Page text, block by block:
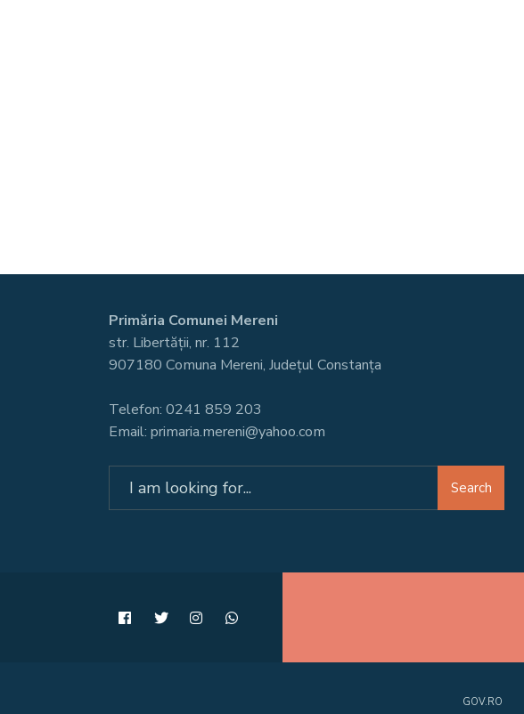
Primăria Comunei Mereni
str. Libertății, nr. 112
907180 Comuna Mereni, Județul Constanța
Telefon: 0241 859 203
Email: primaria.mereni@yahoo.com
Search
GOV.RO